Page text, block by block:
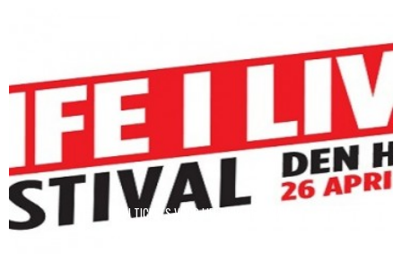
WIN TICKETS VOOR LIFE I LIVE FESTIVAL!